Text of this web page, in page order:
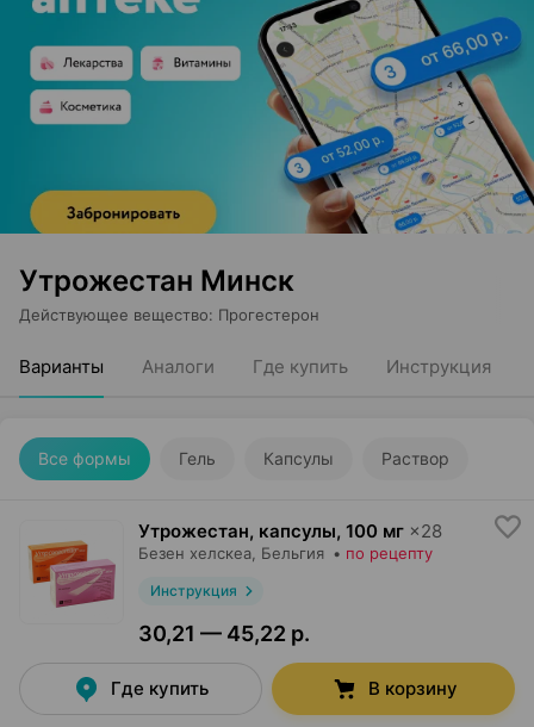
Утрожестан Минск
Действующее вещество: Прогестерон
Варианты Аналоги Где купить Инструкция
Все формы Гель Капсулы Раствор
Утрожестан, капсулы, 100 мг ×28
Безен хелскеа , Бельгия • по рецепту
Инструкция
30,21 — 45,22 р.
Где купить В корзину